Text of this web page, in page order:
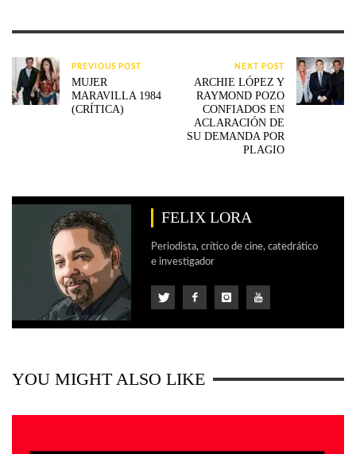
PREVIOUS POST
MUJER
MARAVILLA 1984
(CRÍTICA)
NEXT POST
ARCHIE LÓPEZ Y
RAYMOND POZO
CONFIADOS EN
ACLARACIÓN DE
SU DEMANDA POR
PLAGIO
FELIX LORA
Periodista, crítico de cine, catedrático
e investigador
YOU MIGHT ALSO LIKE